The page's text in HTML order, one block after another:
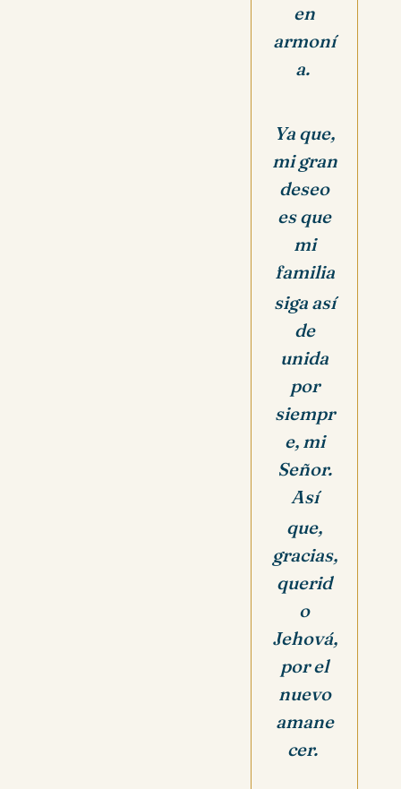
en
armoní
a.
Ya que,
mi gran
deseo
es que
mi
familia
siga así
de
unida
por
siempr
e, mi
Señor.
Así
que,
gracias,
querid
o
Jehová,
por el
nuevo
amane
cer.